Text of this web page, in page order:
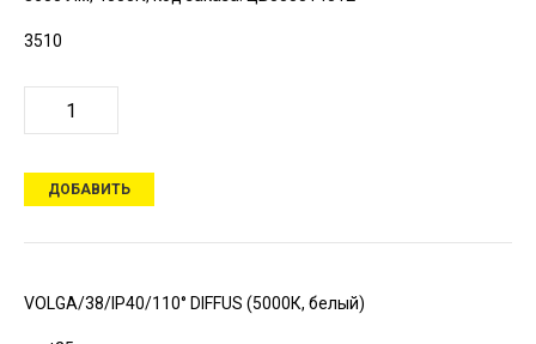
3510
ДОБАВИТЬ
VOLGA/38/IP40/110° DIFFUS (5000К, белый)